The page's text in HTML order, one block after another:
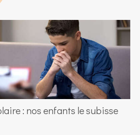
: nos enfants le subisse